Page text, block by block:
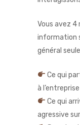
Vous avez 4
information
général
Ce qui
à
Ce qui
agressive